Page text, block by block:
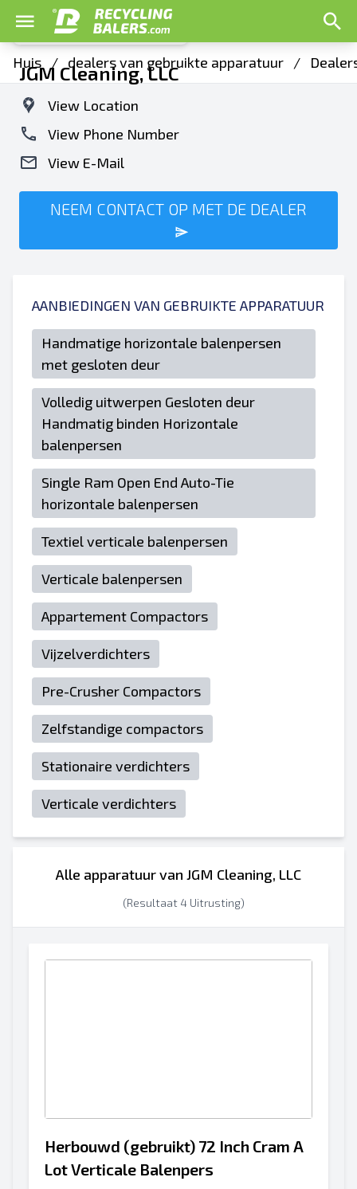
Huis / dealers van gebruikte apparatuur /
JGM Cleaning, LLC
View Location
View Phone Number
View E-Mail
NEEM CONTACT OP MET DE DEALER
AANBIEDINGEN VAN GEBRUIKTE APPARATUUR
Handmatige horizontale balenpersen
met gesloten deur
Volledig uitwerpen Gesloten deur
Handmatig binden Horizontale
balenpersen
Single Ram Open End Auto-Tie
horizontale balenpersen
Textiel verticale balenpersen
Verticale balenpersen
Appartement Compactors
Vijzelverdichters
Pre-Crusher Compactors
Zelfstandige compactors
Stationaire verdichters
Verticale verdichters
Alle apparatuur van JGM Cleaning, LLC
(Resultaat 4 Uitrusting)
Herbouwd (gebruikt) 72 Inch Cram A
Lot Verticale Balenpers